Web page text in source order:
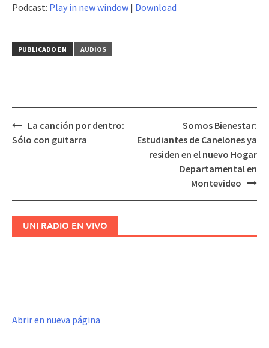
audio
Podcast: Play in new window | Download
PUBLICADO EN AUDIOS
Navegación
La canción por dentro:
Sólo con guitarra
Somos Bienestar:
Estudiantes de Canelones ya
residen en el nuevo Hogar
Departamental en
Montevideo
UNI RADIO EN VIVO
Abrir en nueva página